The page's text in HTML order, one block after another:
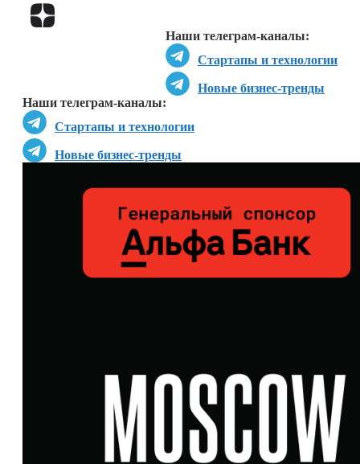
Наши телеграм-каналы:
Стартапы и технологии
Новые бизнес-тренды
Наши телеграм-каналы:
Стартапы и технологии
Новые бизнес-тренды